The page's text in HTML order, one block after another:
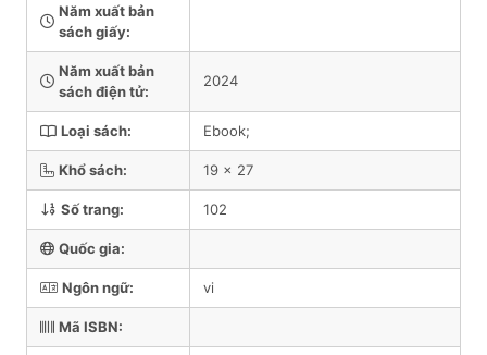
Năm xuất bản
sách giấy:
Năm xuất bản
sách điện tử:
2024
Loại sách: Ebook;
Khổ sách: 19 x 27
Số trang: 102
Quốc gia:
Ngôn ngữ: vi
Mã ISBN: